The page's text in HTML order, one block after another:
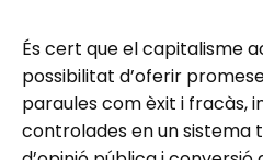
És cert que el capitalisme
possibilitat d’oferir
paraules com èxit i fracàs,
controlades en un